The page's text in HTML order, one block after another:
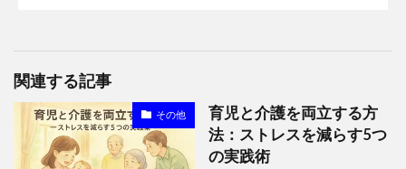
関連する記事
その他
育児と介護を両立する方
法：ストレスを減らす5つ
の実践術